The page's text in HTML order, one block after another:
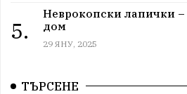
5.
Неврокопски лапички –
дом
29 ЯНУ, 2025
ТЪРСЕНЕ